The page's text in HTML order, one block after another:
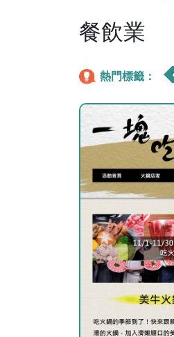
餐飲業
熱門標籤：